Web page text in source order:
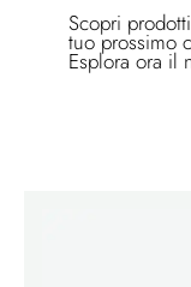
Scopri
tuo prossimo
Esplora ora il